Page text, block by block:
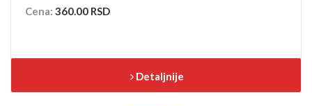
Cena: 360.00 RSD
Detaljnije